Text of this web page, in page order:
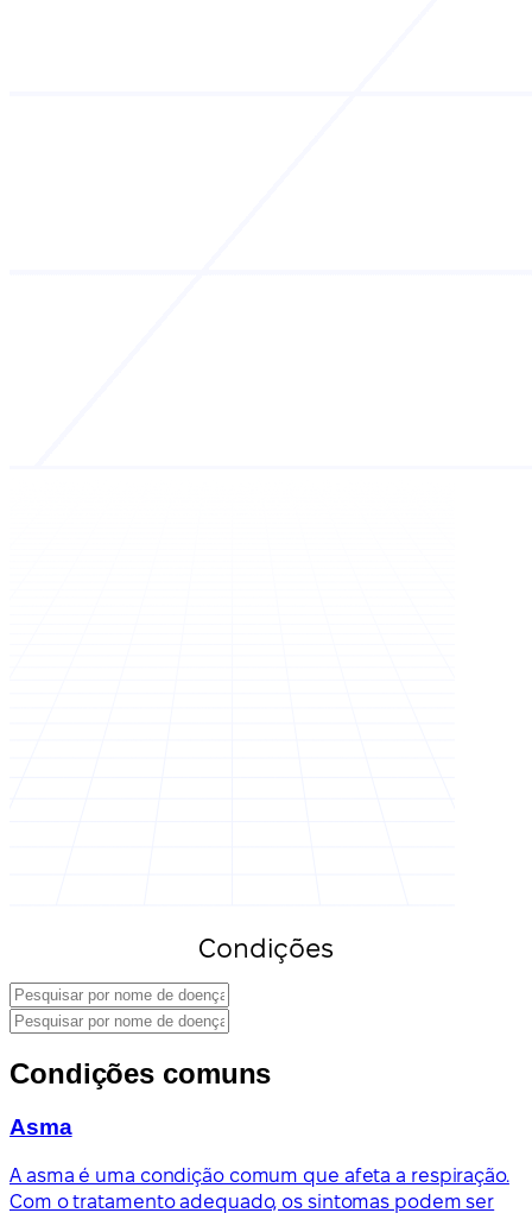
Condições
Condições comuns
Asma
A asma é uma condição comum que afeta a respiração.
Com o tratamento adequado, os sintomas podem ser